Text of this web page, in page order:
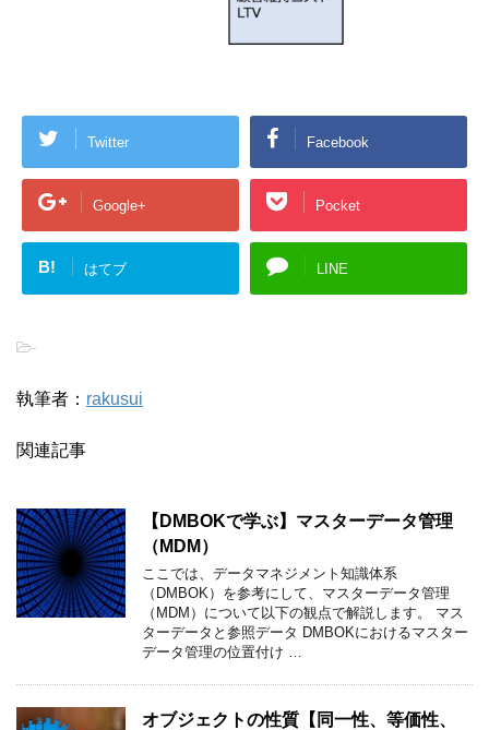
Twitter Facebook
Google+ Pocket
B! はてブ LINE
-
執筆者： rakusui
関連記事
【DMBOKで学ぶ】マスターデータ管理
（MDM）
ここでは、データマネジメント知識体系
（DMBOK）を参考にして、マスターデータ管理
（MDM）について以下の観点で解説します。 マス
ターデータと参照データ DMBOKにおけるマスター
データ管理の位置付け …
オブジェクトの性質【同一性、等価性、